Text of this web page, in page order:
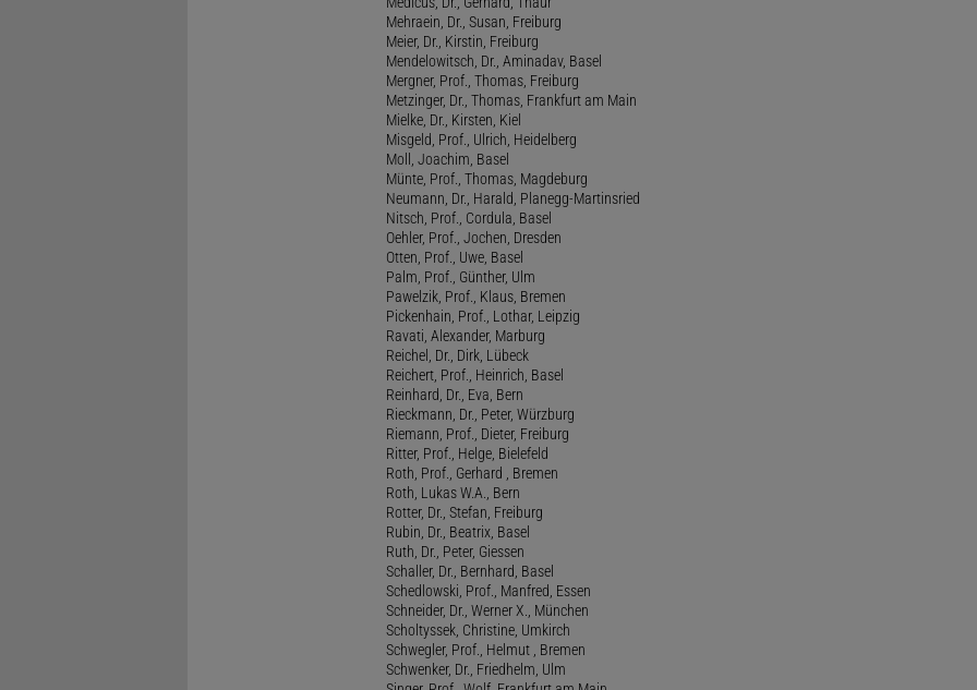
Mehraein, Dr., Susan, Freiburg
Meier, Dr., Kirstin, Freiburg
Mendelowitsch, Dr., Aminadav, Basel
Mergner, Prof., Thomas, Freiburg
Metzinger, Dr., Thomas, Frankfurt am Main
Mielke, Dr., Kirsten, Kiel
Misgeld, Prof., Ulrich, Heidelberg
Moll, Joachim, Basel
Münte, Prof., Thomas, Magdeburg
Neumann, Dr., Harald, Planegg-Martinsried
Nitsch, Prof., Cordula, Basel
Oehler, Prof., Jochen, Dresden
Otten, Prof., Uwe, Basel
Palm, Prof., Günther, Ulm
Pawelzik, Prof., Klaus, Bremen
Pickenhain, Prof., Lothar, Leipzig
Ravati, Alexander, Marburg
Reichel, Dr., Dirk, Lübeck
Reichert, Prof., Heinrich, Basel
Reinhard, Dr., Eva, Bern
Rieckmann, Dr., Peter, Würzburg
Riemann, Prof., Dieter, Freiburg
Ritter, Prof., Helge, Bielefeld
Roth, Prof., Gerhard , Bremen
Roth, Lukas W.A., Bern
Rotter, Dr., Stefan, Freiburg
Rubin, Dr., Beatrix, Basel
Ruth, Dr., Peter, Giessen
Schaller, Dr., Bernhard, Basel
Schedlowski, Prof., Manfred, Essen
Schneider, Dr., Werner X., München
Scholtyssek, Christine, Umkirch
Schwegler, Prof., Helmut , Bremen
Schwenker, Dr., Friedhelm, Ulm